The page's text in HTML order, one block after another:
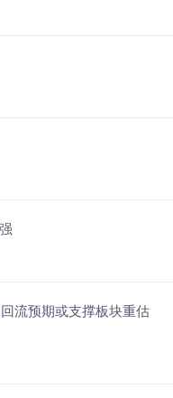
流预期或支撑板块重估